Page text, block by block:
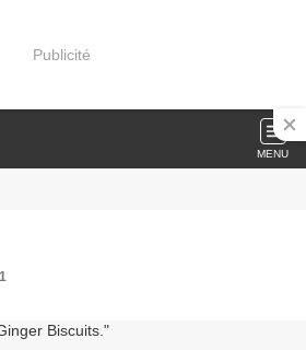
Publicité
MENU